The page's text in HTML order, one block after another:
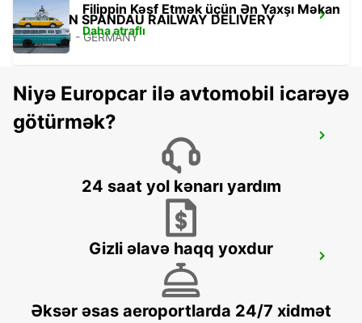
BERLIN SPANDAU RAILWAY DELIVERY
BERLIN - GERMANY
BERLIN SOUTHEAST ADLERSHOF -IKC-
Filippin Kəşf Etmək üçün Ən Yaxşı Məkan
Daha ətraflı
Niyə Europcar ilə avtomobil icarəyə
götürmək?
24 saat yol kənarı yardım
Gizli əlavə haqq yoxdur
Əksər əsas aeroportlarda 24/7 xidmət